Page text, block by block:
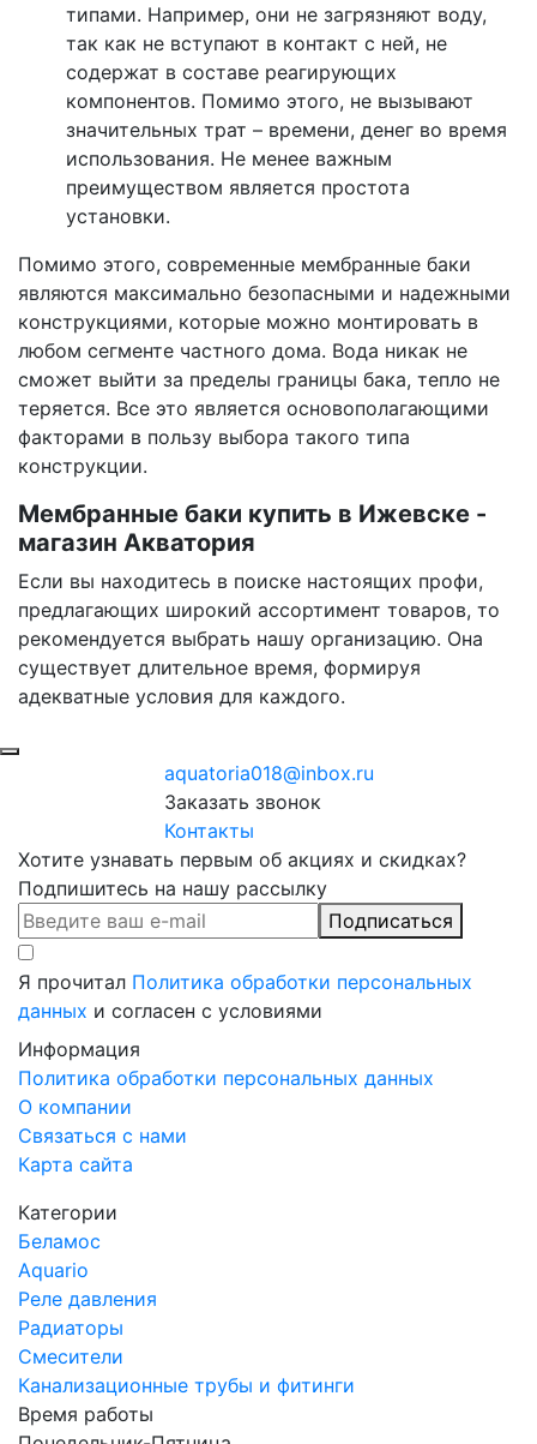
типами. Например, они не загрязняют воду,
так как не вступают в контакт с ней, не
содержат в составе реагирующих
компонентов. Помимо этого, не вызывают
значительных трат – времени, денег во время
использования. Не менее важным
преимуществом является простота
установки.
Помимо этого, современные мембранные баки
являются максимально безопасными и надежными
конструкциями, которые можно монтировать в
любом сегменте частного дома. Вода никак не
сможет выйти за пределы границы бака, тепло не
теряется. Все это является основополагающими
факторами в пользу выбора такого типа
конструкции.
Мембранные баки купить в Ижевске -
магазин Акватория
Если вы находитесь в поиске настоящих профи,
предлагающих широкий ассортимент товаров, то
рекомендуется выбрать нашу организацию. Она
существует длительное время, формируя
адекватные условия для каждого.
aquatoria018@inbox.ru
Заказать звонок
Контакты
Хотите узнавать первым об акциях и скидках?
Подпишитесь на нашу рассылку
Подписаться
Я прочитал Политика обработки персональных
данных и согласен с условиями
Информация
Политика обработки персональных данных
О компании
Связаться с нами
Карта сайта
Категории
Беламос
Aquario
Реле давления
Радиаторы
Смесители
Канализационные трубы и фитинги
Время работы